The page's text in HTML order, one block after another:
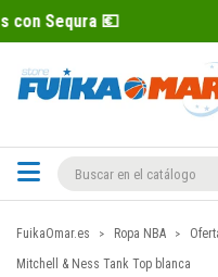
FuikaOmar.es Ropa NBA
Mitchell & Ness Tank Top blanca